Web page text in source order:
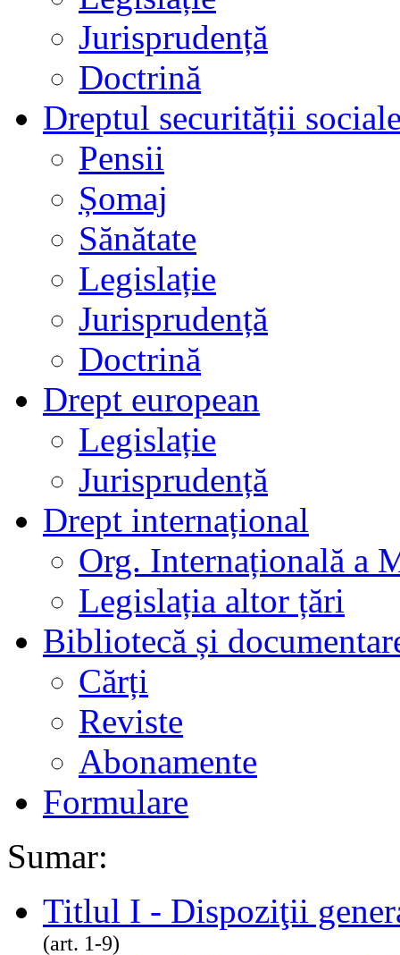
Jurisprudență
Doctrină
Dreptul securității
Pensii
Șomaj
Sănătate
Legislație
Jurisprudență
Doctrină
Drept european
Legislație
Jurisprudență
Drept internațional
Org. Internațională a
Legislația altor țări
Bibliotecă și
Cărți
Reviste
Abonamente
Formulare
Sumar:
Titlul I - Dispoziţii
(art. 1-9)